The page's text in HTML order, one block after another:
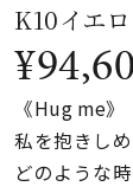
ト
着用シーン
K10イエ
《Hug me》
私を抱きし
どのような